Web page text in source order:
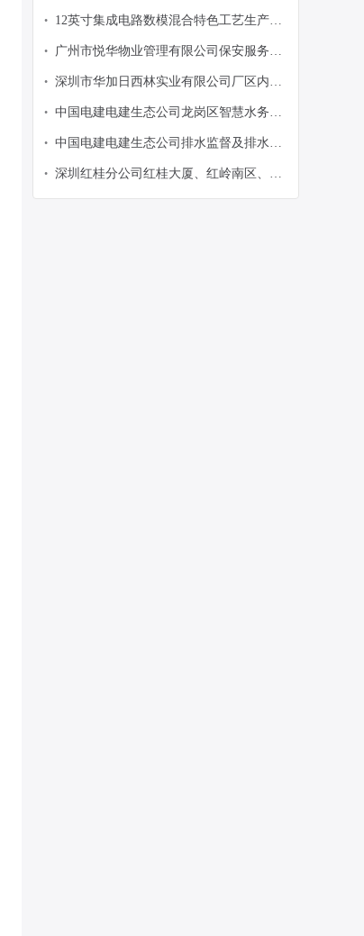
•
12英寸集成电路数模混合特色工艺生产线
工询比采购公告
•
广州市悦华物业管理有限公司保安服务采
• 深圳市华加日西林实业有限公司厂区内垃
• 中国电建电建生态公司龙岗区智慧水务建
及基础支撑运维劳务服务采购项目公开询
比采购公告
• 中国电建电建生态公司排水监督及排水管
目采购公开询比采购公告
• 深圳红桂分公司红桂大厦、红岭南区、红